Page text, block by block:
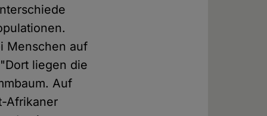
Menschen auf
liegen die
Auf
Afrikaner